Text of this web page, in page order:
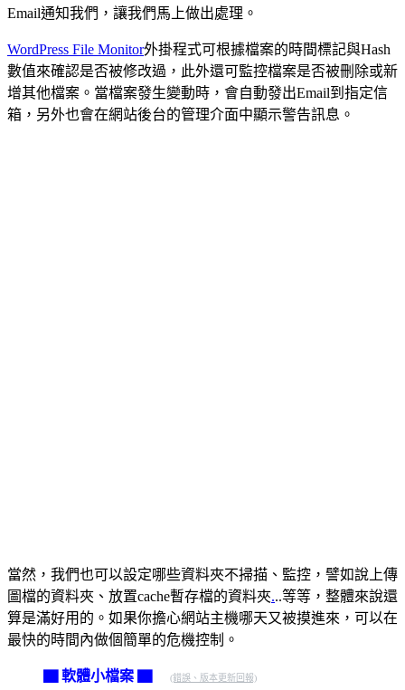
Email通知我們，讓我們馬上做出處理。
WordPress File Monitor外掛程式可根據檔案的時間標記與Hash
數值來確認是否被修改過，此外還可監控檔案是否被刪除或新
增其他檔案。當檔案發生變動時，會自動發出Email到指定信
箱，另外也會在網站後台的管理介面中顯示警告訊息。
當然，我們也可以設定哪些資料夾不掃描、監控，譬如說上傳
圖檔的資料夾、放置cache暫存檔的資料夾...等等，整體來說還
算是滿好用的。如果你擔心網站主機哪天又被摸進來，可以在
最快的時間內做個簡單的危機控制。
▇ 軟體小檔案 ▇ (錯誤、版本更新回報)